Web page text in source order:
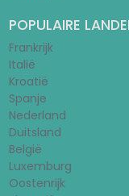
POPULAIRE
Frankrijk
Italië
Kroatië
Spanje
Nederland
Duitsland
België
Luxemburg
Oostenrijk